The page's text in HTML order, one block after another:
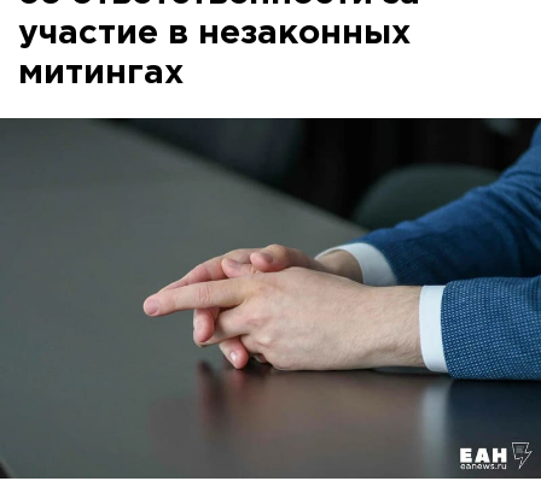
участие в незаконных
митингах